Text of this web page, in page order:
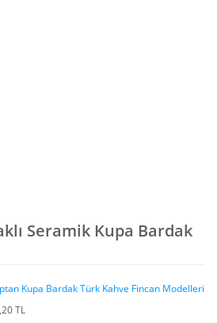
Seramik Kupa Bardak
Kupa Bardak Türk Kahve Fincan Modelleri
TL